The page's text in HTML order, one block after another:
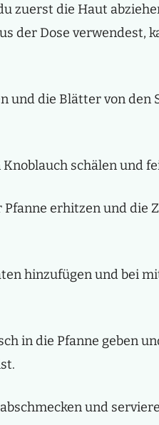
zuerst die Haut
der Dose verwendest,
und die Blätter von
schälen und
Pfanne erhitzen und die
hinzufügen und bei
in die Pfanne geben
und